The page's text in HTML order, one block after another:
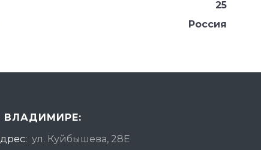
25
Россия
ВЛАДИМИРЕ:
ул. Куйбышева, 28Е